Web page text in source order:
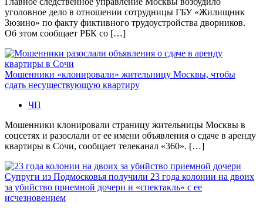
уголовное дело в отношении сотрудницы ГБУ «Жилищник
Зюзино» по факту фиктивного трудоустройства дворников.
Об этом сообщает РБК со […]
Мошенники «клонировали» жительницу Москвы, чтобы
сдать несуществующую квартиру
ЧП
Мошенники клонировали страницу жительницы Москвы в
соцсетях и разослали от ее имени объявления о сдаче в аренду
квартиры в Сочи, сообщает телеканал «360». […]
Супруги из Подмосковья получили 23 года колонии на двоих
за убийство приемной дочери и «спектакль» с ее
исчезновением